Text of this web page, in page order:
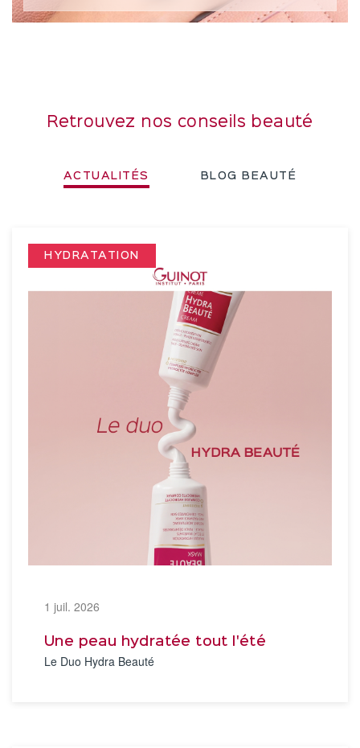
Retrouvez nos conseils beauté
ACTUALITÉS BLOG BEAUTÉ
HYDRATATION
1 juil. 2026
Une peau hydratée tout l'été
Le Duo Hydra Beauté